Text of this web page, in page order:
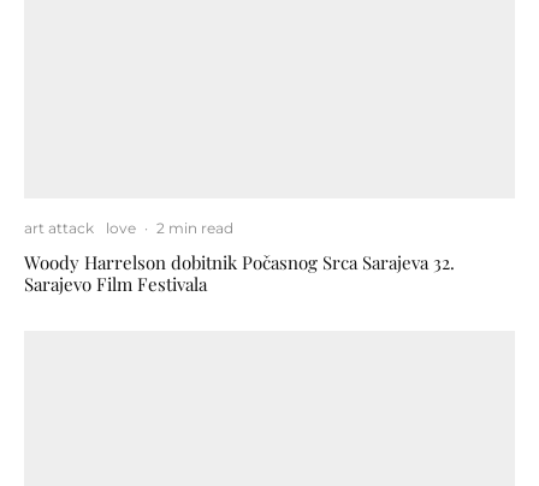
art attack love · 2 min read
Woody Harrelson dobitnik Počasnog Srca Sarajeva 32.
Sarajevo Film Festivala